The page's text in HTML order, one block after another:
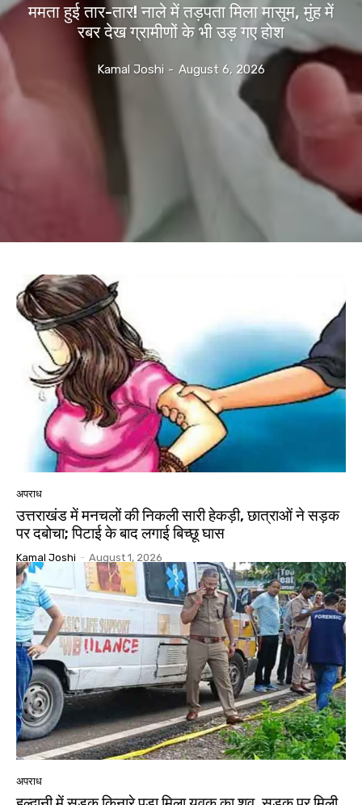
ममता हुई तार-तार! नाले में तड़पता मिला मासूम, मुंह में
रबर देख ग्रामीणों के भी उड़ गए होश
Kamal Joshi - August 6, 2026
अपराध
उत्तराखंड में मनचलों की निकली सारी हेकड़ी, छात्राओं ने सड़क
पर दबोचा; पिटाई के बाद लगाई बिच्छू घास
Kamal Joshi - August 1, 2026
अपराध